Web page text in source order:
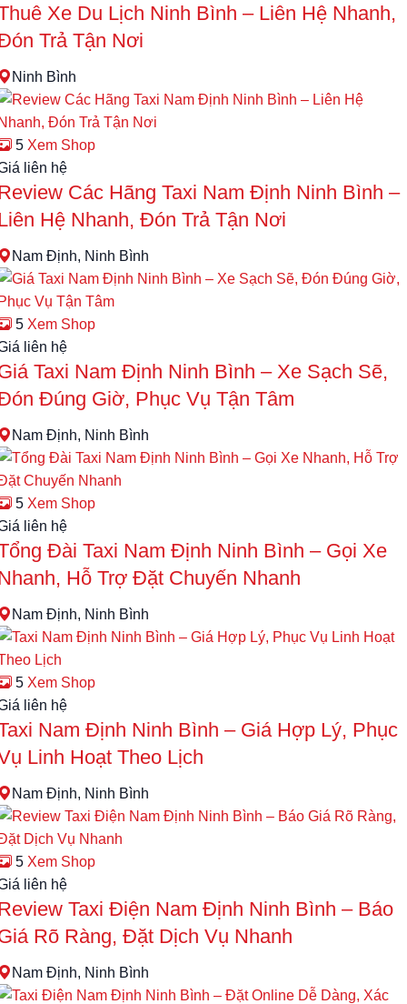
Xe Du Lịch Ninh Bình – Liên Hệ Nhanh,
Trả Tận Nơi
Ninh Bình
5 Xem Shop
liên hệ
Các Hãng Taxi Nam Định Ninh Bình –
Hệ Nhanh, Đón Trả Tận Nơi
Nam Định, Ninh Bình
5 Xem Shop
liên hệ
Taxi Nam Định Ninh Bình – Xe Sạch Sẽ,
Đúng Giờ, Phục Vụ Tận Tâm
Nam Định, Ninh Bình
5 Xem Shop
liên hệ
Đài Taxi Nam Định Ninh Bình – Gọi Xe
Hỗ Trợ Đặt Chuyến Nhanh
Nam Định, Ninh Bình
5 Xem Shop
liên hệ
Nam Định Ninh Bình – Giá Hợp Lý, Phục
Linh Hoạt Theo Lịch
Nam Định, Ninh Bình
5 Xem Shop
liên hệ
Taxi Điện Nam Định Ninh Bình – Báo
Rõ Ràng, Đặt Dịch Vụ Nhanh
Nam Định, Ninh Bình